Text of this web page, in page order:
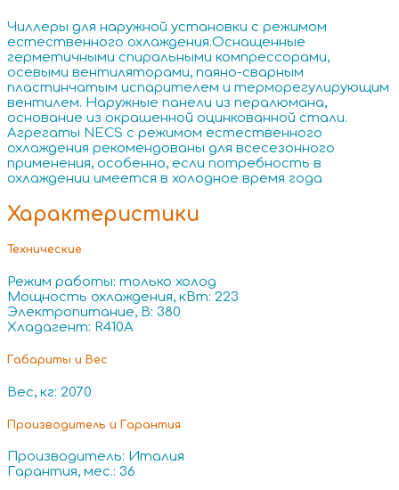
Чиллеры для наружной установки с режимом
естественного охлаждения.Оснащенные
герметичными спиральными компрессорами,
осевыми вентиляторами, паяно-сварным
пластинчатым испарителем и терморегулирующим
вентилем. Наружные панели из пералюмана,
основание из окрашенной оцинкованной стали.
Агрегаты NECS с режимом естественного
охлаждения рекомендованы для всесезонного
применения, особенно, если потребность в
охлаждении имеется в холодное время года
Характеристики
Технические
Режим работы: только холод
Мощность охлаждения, кВт: 223
Электропитание, В: 380
Хладагент: R410A
Габариты и Вес
Вес, кг: 2070
Производитель и Гарантия
Производитель: Италия
Гарантия, мес.: 36